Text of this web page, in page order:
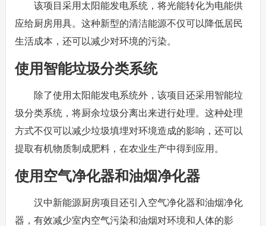
该项目采用太阳能发电系统，将光能转化为电能供
应给厨房用具。这种新型的清洁能源不仅可以降低居民
生活成本，还可以减少对环境的污染。
使用智能垃圾分类系统
除了使用太阳能发电系统外，该项目还采用智能垃
圾分类系统，将厨余垃圾分离出来进行处理。这种处理
方式不仅可以减少垃圾填埋对环境造成的影响，还可以
提取有机物质制成肥料，在农业生产中得到应用。
使用空气净化器和油烟净化器
汉中新能源厨房项目还引入空气净化器和油烟净化
器，有效减少室内空气污染和油烟对环境和人体的影